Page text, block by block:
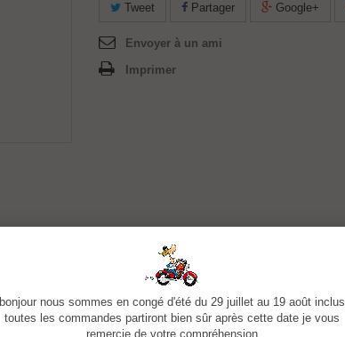
Tweet Partager Google+
Envoyer à un ami
Imprimer
bonjour nous sommes en congé d'été du 29 juillet au 19 août inclus
toutes les commandes partiront bien sûr après cette date je vous
remercie de votre compréhension